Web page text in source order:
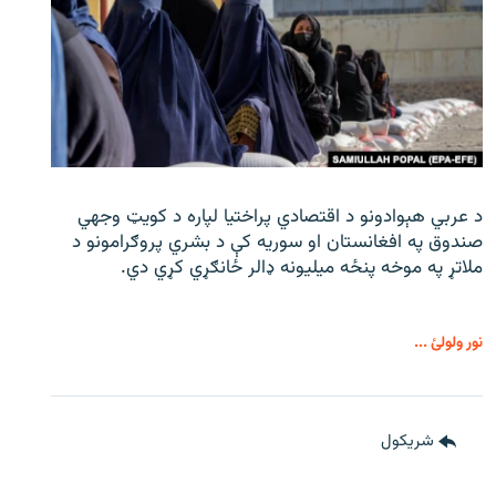
د عربي هېوادونو د اقتصادي پراختیا لپاره د کویټ وجهي
صندوق په افغانستان او سوریه کې د بشري پروګرامونو د
ملاتړ په موخه پنځه میلیونه ډالر ځانګړي کړي دي.
نور ولولئ ...
شريکول